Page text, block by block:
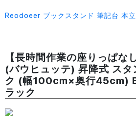
Reodoeer ブックスタンド 筆記台 本
【長時間作業の座りっぱ
(バウヒュッテ) 昇降式 スタ
ク (幅100cm×奥行45cm)
ラック